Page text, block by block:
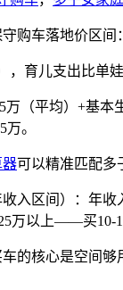
购车落地价区间
，育儿支出比单
（平均）+基本
。
器可以精准匹配多
入区间）：年
万以上——买10-
的核心是空间